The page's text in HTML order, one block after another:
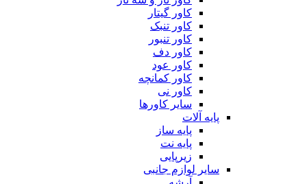
کاور گیتار
کاور تنبک
کاور تنبور
کاور دف
کاور عود
کاور کمانچه
کاور نی
سایر کاورها
پایه آلات
پایه ساز
پایه نت
زیرپایی
سایر لوازم جانبی